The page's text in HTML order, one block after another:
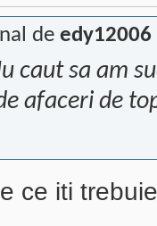
de edy12006
caut sa am
afaceri de
ce iti